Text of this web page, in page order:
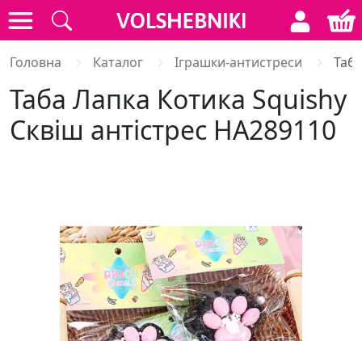
Головна Каталог Іграшки-антистреси
Таба Лапка Котика Squishy
Сквіш антістрес HA289110